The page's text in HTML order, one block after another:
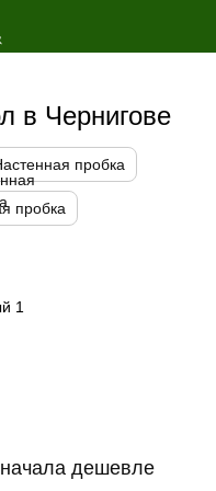
в Чернигове
пробка
пробка
дешевле